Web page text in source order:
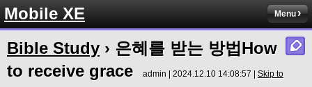
Mobile XE Menu
Bible Study› 은혜를 받는 방법How
to receive grace
admin | 2024.12.10 14:08:57 | Skip to